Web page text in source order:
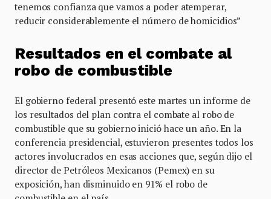
tenemos confianza que vamos a poder atemperar,
reducir considerablemente el número de homicidios”
Resultados en el combate al
robo de combustible
El gobierno federal presentó este martes un informe de
los resultados del plan contra el combate al robo de
combustible que su gobierno inició hace un año. En la
conferencia presidencial, estuvieron presentes todos los
actores involucrados en esas acciones que, según dijo el
director de Petróleos Mexicanos (Pemex) en su
exposición, han disminuido en 91% el robo de